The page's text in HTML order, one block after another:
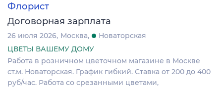
Флорист
Договорная зарплата
26 июля 2026 Москва
Новаторская
ЦВЕТЫ ВАШЕМУ ДОМУ
Работа в розничном цветочном магазине в Москве
ст.м. Новаторская. График гибкий. Ставка от 200 до 400
руб/час. Работа со срезанными цветами,